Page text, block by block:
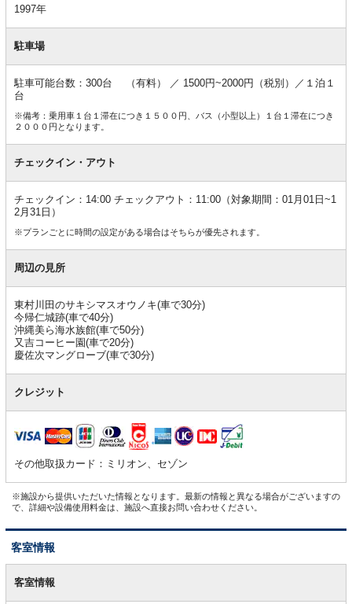
1997年
駐車場
駐車可能台数：300台 （有料） ／ 1500円~2000円（税別）／１泊１
台
※備考：乗用車１台１滞在につき１５００円、バス（小型以上）１台１滞在につき
２０００円となります。
チェックイン・アウト
チェックイン：14:00 チェックアウト：11:00（対象期間：01月01日~1
2月31日）
※プランごとに時間の設定がある場合はそちらが優先されます。
周辺の見所
東村川田のサキシマスオウノキ(車で30分)
今帰仁城跡(車で40分)
沖縄美ら海水族館(車で50分)
又吉コーヒー園(車で20分)
慶佐次マングローブ(車で30分)
クレジット
その他取扱カード：ミリオン、セゾン
※施設から提供いただいた情報となります。最新の情報と異なる場合がございますの
で、詳細や設備使用料金は、施設へ直接お問い合わせください。
客室情報
室客室情報